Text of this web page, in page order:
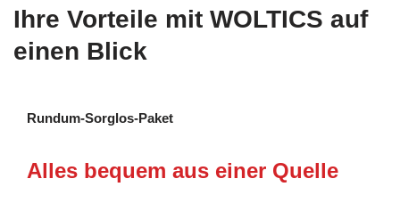
Ihre Vorteile mit WOLTICS auf
einen Blick
Rundum-Sorglos-Paket
Alles bequem aus einer Quelle